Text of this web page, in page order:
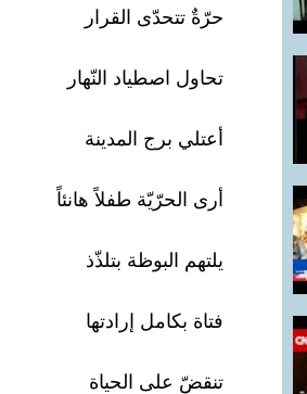
حرّةٌ تتحدّى القرار
تحاول اصطياد النّهار
أعتلي برج المدينة
أرى الحرّيّة طفلاً هانئاً
يلتهم البوظة بتلذّذ
فتاة بكامل إرادتها
تنقضّ على الحياة